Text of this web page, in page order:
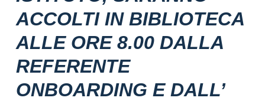
ACCOLTI IN BIBLIOTECA
ALLE ORE 8.00 DALLA
REFERENTE
ONBOARDING E DALL’